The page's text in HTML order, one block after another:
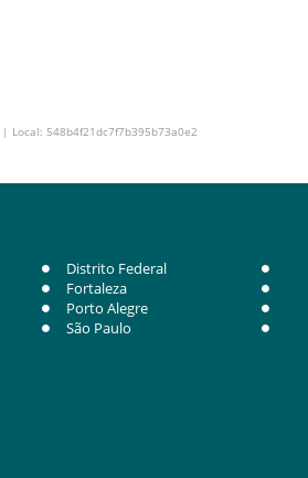
Local: 548b4f21dc7f7b395b73a0e2
Distrito Federal
Fortaleza
Porto Alegre
São Paulo